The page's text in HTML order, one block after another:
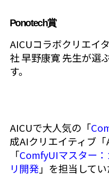
Ponotech賞
AICUコラボクリエイ
社 早野康寛 先生が選
す。
AICUで大人気の「
成AIクリエイティブ
「ComfyUIマスター
リ開発 」を担当してい